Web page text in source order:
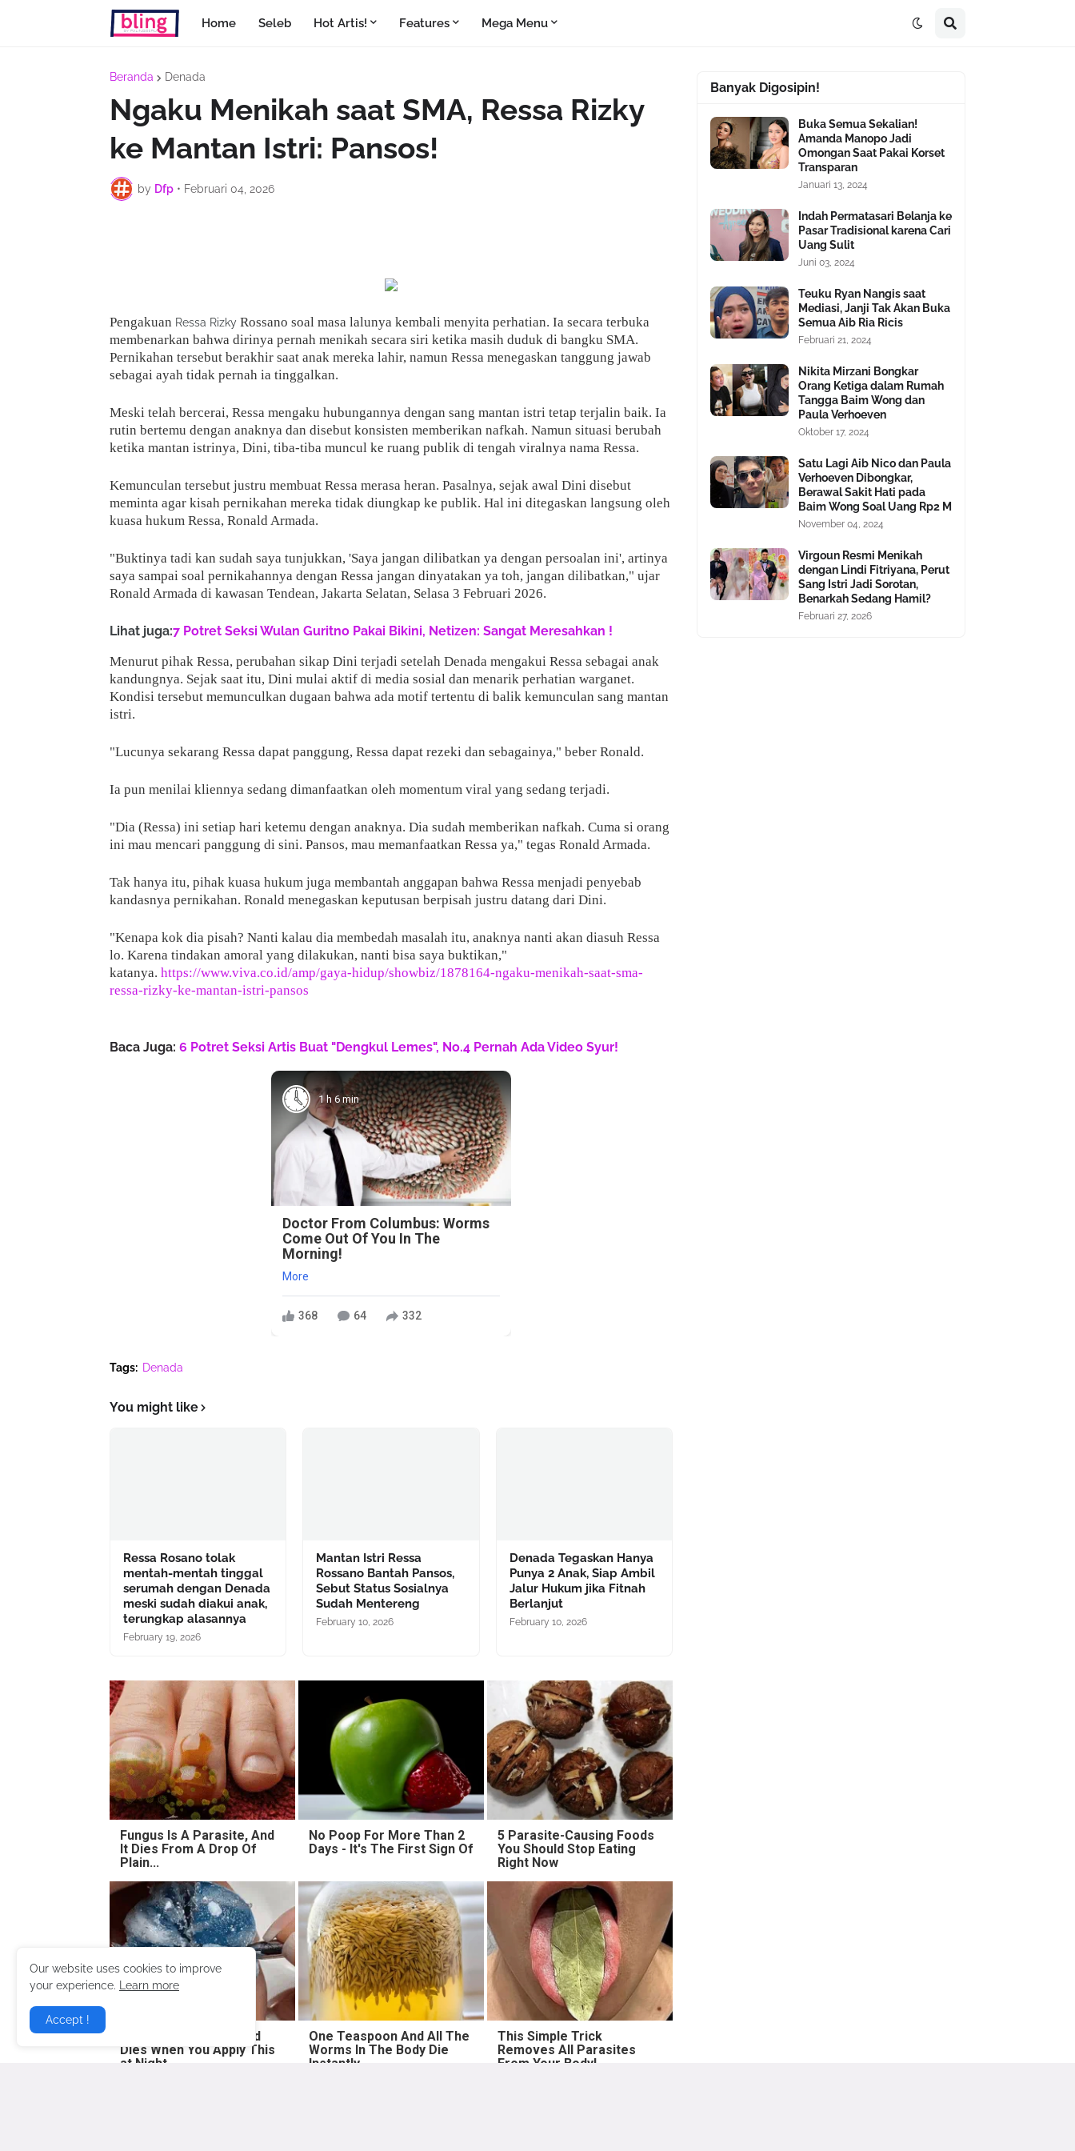
Home Seleb Hot Artis! Features Mega Menu
Beranda Denada
Ngaku Menikah saat SMA, Ressa Rizky
ke Mantan Istri: Pansos!
by Dfp • Februari 04, 2026
Pengakuan Ressa Rizky Rossano soal masa lalunya kembali menyita perhatian. Ia secara terbuka
membenarkan bahwa dirinya pernah menikah secara siri ketika masih duduk di bangku SMA.
Pernikahan tersebut berakhir saat anak mereka lahir, namun Ressa menegaskan tanggung jawab
sebagai ayah tidak pernah ia tinggalkan.
Meski telah bercerai, Ressa mengaku hubungannya dengan sang mantan istri tetap terjalin baik. Ia
rutin bertemu dengan anaknya dan disebut konsisten memberikan nafkah. Namun situasi berubah
ketika mantan istrinya, Dini, tiba-tiba muncul ke ruang publik di tengah viralnya nama Ressa.
Kemunculan tersebut justru membuat Ressa merasa heran. Pasalnya, sejak awal Dini disebut
meminta agar kisah pernikahan mereka tidak diungkap ke publik. Hal ini ditegaskan langsung oleh
kuasa hukum Ressa, Ronald Armada.
"Buktinya tadi kan sudah saya tunjukkan, 'Saya jangan dilibatkan ya dengan persoalan ini', artinya
saya sampai soal pernikahannya dengan Ressa jangan dinyatakan ya toh, jangan dilibatkan," ujar
Ronald Armada di kawasan Tendean, Jakarta Selatan, Selasa 3 Februari 2026.
Lihat juga:7 Potret Seksi Wulan Guritno Pakai Bikini, Netizen: Sangat Meresahkan !
Menurut pihak Ressa, perubahan sikap Dini terjadi setelah Denada mengakui Ressa sebagai anak
kandungnya. Sejak saat itu, Dini mulai aktif di media sosial dan menarik perhatian warganet.
Kondisi tersebut memunculkan dugaan bahwa ada motif tertentu di balik kemunculan sang mantan
istri.
"Lucunya sekarang Ressa dapat panggung, Ressa dapat rezeki dan sebagainya," beber Ronald.
Ia pun menilai kliennya sedang dimanfaatkan oleh momentum viral yang sedang terjadi.
"Dia (Ressa) ini setiap hari ketemu dengan anaknya. Dia sudah memberikan nafkah. Cuma si orang
ini mau mencari panggung di sini. Pansos, mau memanfaatkan Ressa ya," tegas Ronald Armada.
Tak hanya itu, pihak kuasa hukum juga membantah anggapan bahwa Ressa menjadi penyebab
kandasnya pernikahan. Ronald menegaskan keputusan berpisah justru datang dari Dini.
"Kenapa kok dia pisah? Nanti kalau dia membedah masalah itu, anaknya nanti akan diasuh Ressa
lo. Karena tindakan amoral yang dilakukan, nanti bisa saya buktikan,"
katanya. https://www.viva.co.id/amp/gaya-hidup/showbiz/1878164-ngaku-menikah-saat-sma-
ressa-rizky-ke-mantan-istri-pansos
Baca Juga: 6 Potret Seksi Artis Buat "Dengkul Lemes", No.4 Pernah Ada Video Syur!
1 h 6 min
Doctor From Columbus: Worms
Come Out Of You In The
Morning!
More
368 64 332
Tags: Denada
You might like
Ressa Rosano tolak
mentah-mentah tinggal
serumah dengan Denada
meski sudah diakui anak,
terungkap alasannya
February 19, 2026
Mantan Istri Ressa
Rossano Bantah Pansos,
Sebut Status Sosialnya
Sudah Mentereng
February 10, 2026
Denada Tegaskan Hanya
Punya 2 Anak, Siap Ambil
Jalur Hukum jika Fitnah
Berlanjut
February 10, 2026
Fungus Is A Parasite, And
It Dies From A Drop Of
Plain...
No Poop For More Than 2
Days - It's The First Sign Of
5 Parasite-Causing Foods
You Should Stop Eating
Right Now
Fungus Suffocates and
Dies When You Apply This
at Night
One Teaspoon And All The
Worms In The Body Die
Instantly
This Simple Trick
Removes All Parasites
From Your Body!
Banyak Digosipin!
Buka Semua Sekalian!
Amanda Manopo Jadi
Omongan Saat Pakai Korset
Transparan
Januari 13, 2024
Indah Permatasari Belanja ke
Pasar Tradisional karena Cari
Uang Sulit
Juni 03, 2024
Teuku Ryan Nangis saat
Mediasi, Janji Tak Akan Buka
Semua Aib Ria Ricis
Februari 21, 2024
Nikita Mirzani Bongkar
Orang Ketiga dalam Rumah
Tangga Baim Wong dan
Paula Verhoeven
Oktober 17, 2024
Satu Lagi Aib Nico dan Paula
Verhoeven Dibongkar,
Berawal Sakit Hati pada
Baim Wong Soal Uang Rp2 M
November 04, 2024
Virgoun Resmi Menikah
dengan Lindi Fitriyana, Perut
Sang Istri Jadi Sorotan,
Benarkah Sedang Hamil?
Februari 27, 2026
Our website uses cookies to improve
your experience.
Learn more
Accept !